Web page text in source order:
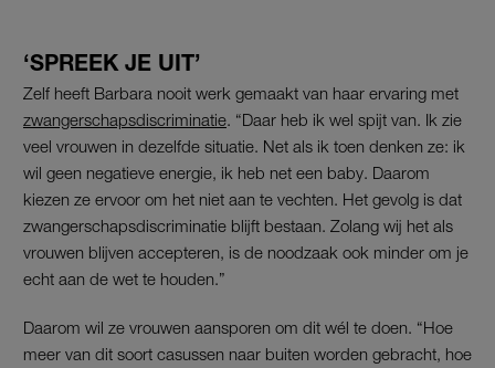
‘SPREEK JE UIT’
Zelf heeft Barbara nooit werk gemaakt van haar ervaring met
zwangerschapsdiscriminatie. “Daar heb ik wel spijt van. Ik zie
veel vrouwen in dezelfde situatie. Net als ik toen denken ze: ik
wil geen negatieve energie, ik heb net een baby. Daarom
kiezen ze ervoor om het niet aan te vechten. Het gevolg is dat
zwangerschapsdiscriminatie blijft bestaan. Zolang wij het als
vrouwen blijven accepteren, is de noodzaak ook minder om je
echt aan de wet te houden.”
Daarom wil ze vrouwen aansporen om dit wél te doen. “Hoe
meer van dit soort casussen naar buiten worden gebracht, hoe